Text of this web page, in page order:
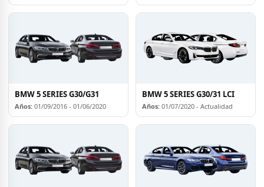
BMW 5 SERIES G30/G31
Años: 01/09/2016 - 01/06/2020
BMW 5 SERIES G30/31 LCI
Años: 01/07/2020 - Actualidad